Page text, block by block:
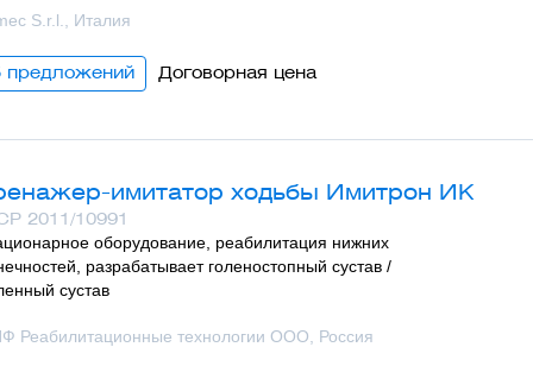
S.r.l., Италия
предложений Договорная цена
имитатор ходьбы Имитрон ИК
2011/10991
оборудование, реабилитация нижних
разрабатывает голеностопный сустав /
сустав
Реабилитационные технологии ООО, Россия